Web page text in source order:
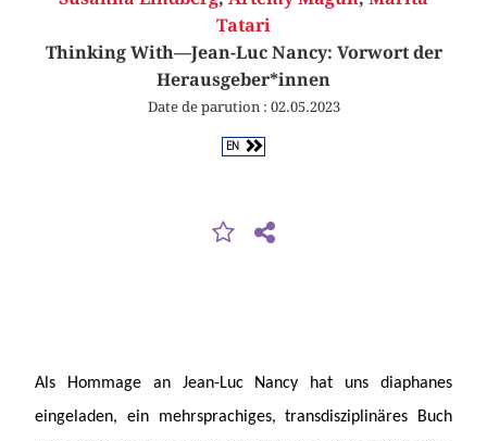
Tatari
Thinking With—Jean-Luc Nancy: Vorwort der
Herausgeber*innen
Date de parution : 02.05.2023
EN
Als Hommage an Jean-Luc Nancy hat uns diaphanes
eingeladen, ein mehrsprachiges, transdisziplinäres Buch